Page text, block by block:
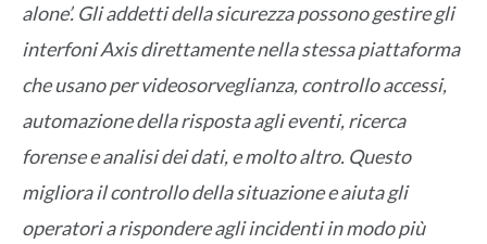
alone’. Gli addetti della sicurezza possono gestire gli
interfoni Axis direttamente nella stessa piattaforma
che usano per videosorveglianza, controllo accessi,
automazione della risposta agli eventi, ricerca
forense e analisi dei dati, e molto altro. Questo
migliora il controllo della situazione e aiuta gli
operatori a rispondere agli incidenti in modo più